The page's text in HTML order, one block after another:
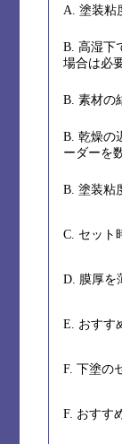
A. 塗装粘
B. 高湿下
場合は必
B. 素材の
B. 乾燥の
ーダーを
B. 塗装粘
C. セット
D. 膜厚を
E. おすす
F. 下塗の
F. おすす